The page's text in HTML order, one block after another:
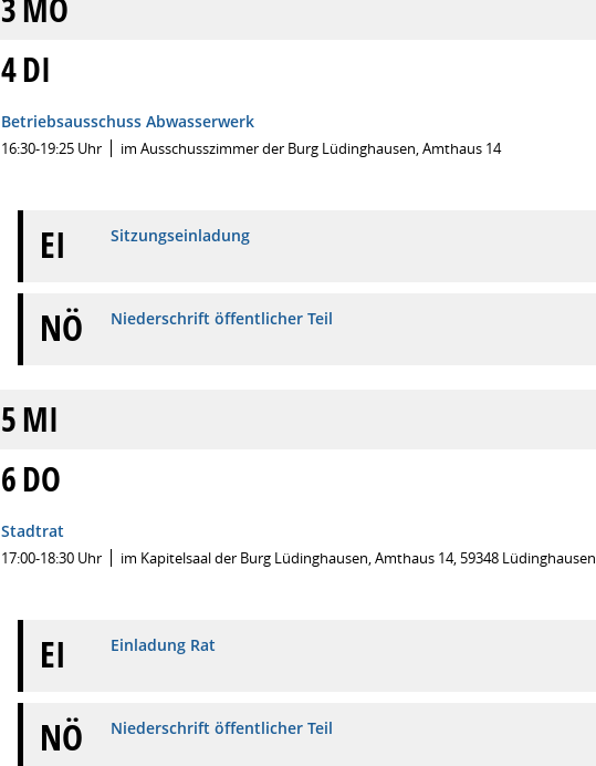
3 MO
4DI
Betriebsausschuss Abwasserwerk
16:30-19:25 Uhr im Ausschusszimmer der Burg Lüdinghausen, Amthaus 14
EI Sitzungseinladung
NÖ Niederschrift öffentlicher Teil
5MI
6DO
Stadtrat
17:00-18:30 Uhr im Kapitelsaal der Burg Lüdinghausen, Amthaus 14, 59348 Lüdinghausen
EI Einladung Rat
NÖ Niederschrift öffentlicher Teil